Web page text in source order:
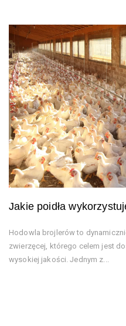
Jakie poidła
Hodowla brojlerów to
zwierzęcej, którego celem jest
wysokiej jakości. Jednym z...